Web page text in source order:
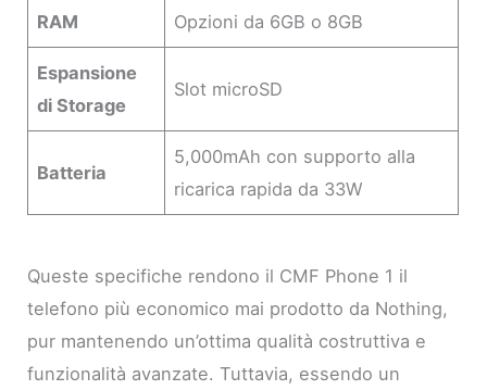
RAM Opzioni da 6GB o 8GB
Espansione
di Storage
Slot microSD
Batteria
5,000mAh con supporto alla
ricarica rapida da 33W
Queste specifiche rendono il CMF Phone 1 il
telefono più economico mai prodotto da Nothing,
pur mantenendo un’ottima qualità costruttiva e
funzionalità avanzate. Tuttavia, essendo un